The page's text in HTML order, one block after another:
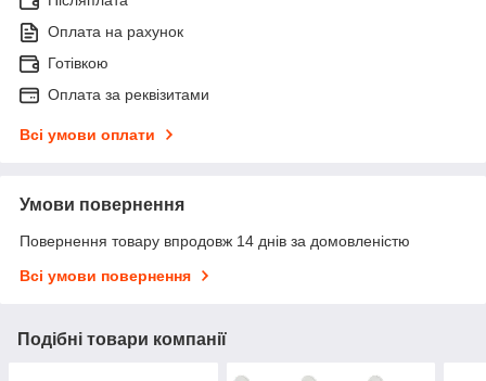
Оплата на рахунок
Готівкою
Оплата за реквізитами
Всі умови оплати
Умови повернення
Повернення товару впродовж 14 днів за домовленістю
Всі умови повернення
Подібні товари компанії